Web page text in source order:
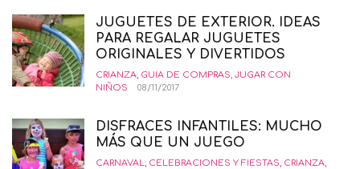
JUGUETES DE EXTERIOR. IDEAS
PARA REGALAR JUGUETES
ORIGINALES Y DIVERTIDOS
CRIANZA, GUIA DE COMPRAS, JUGAR CON
NIÑOS
08/11/2017
DISFRACES INFANTILES: MUCHO
MÁS QUE UN JUEGO
CARNAVAL, CELEBRACIONES Y FIESTAS, CRIANZA,